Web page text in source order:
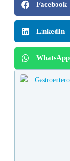
Facebook
LinkedIn
WhatsApp